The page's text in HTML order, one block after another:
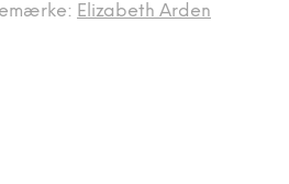
Elizabeth Arden